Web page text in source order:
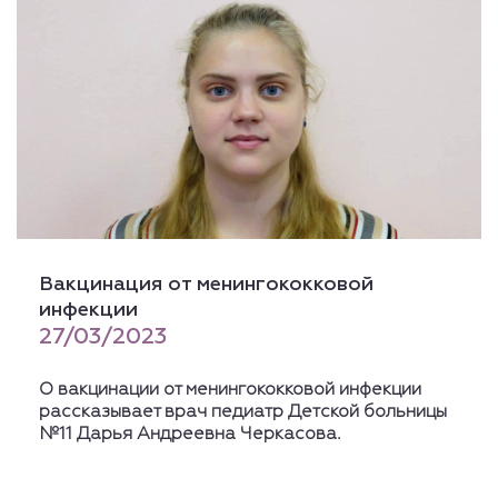
Вакцинация от менингококковой
инфекции
27/03/2023
О вакцинации от менингококковой инфекции
рассказывает врач педиатр Детской больницы
№11 Дарья Андреевна Черкасова.